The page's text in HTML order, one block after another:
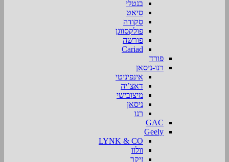
בנטלי
סיאט
סקודה
פולקסווגן
פורשה
Cariad
פורד
רנו-ניסאן
אינפיניטי
דאצ’יה
מיצובישי
ניסאן
רנו
GAC
Geely
LYNK & CO
וולוו
זיקר